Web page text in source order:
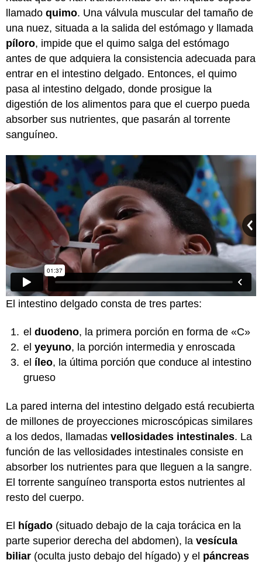
llamado quimo. Una válvula muscular del tamaño de
una nuez, situada a la salida del estómago y llamada
píloro, impide que el quimo salga del estómago
antes de que adquiera la consistencia adecuada para
entrar en el intestino delgado. Entonces, el quimo
pasa al intestino delgado, donde prosigue la
digestión de los alimentos para que el cuerpo pueda
absorber sus nutrientes, que pasarán al torrente
sanguíneo.
El intestino delgado consta de tres partes:
el duodeno, la primera porción en forma de «C»
el yeyuno, la porción intermedia y enroscada
el íleo, la última porción que conduce al intestino
grueso
La pared interna del intestino delgado está recubierta
de millones de proyecciones microscópicas similares
a los dedos, llamadas vellosidades intestinales. La
función de las vellosidades intestinales consiste en
absorber los nutrientes para que lleguen a la sangre.
El torrente sanguíneo transporta estos nutrientes al
resto del cuerpo.
El hígado (situado debajo de la caja torácica en la
parte superior derecha del abdomen), la vesícula
biliar (oculta justo debajo del hígado) y el páncreas